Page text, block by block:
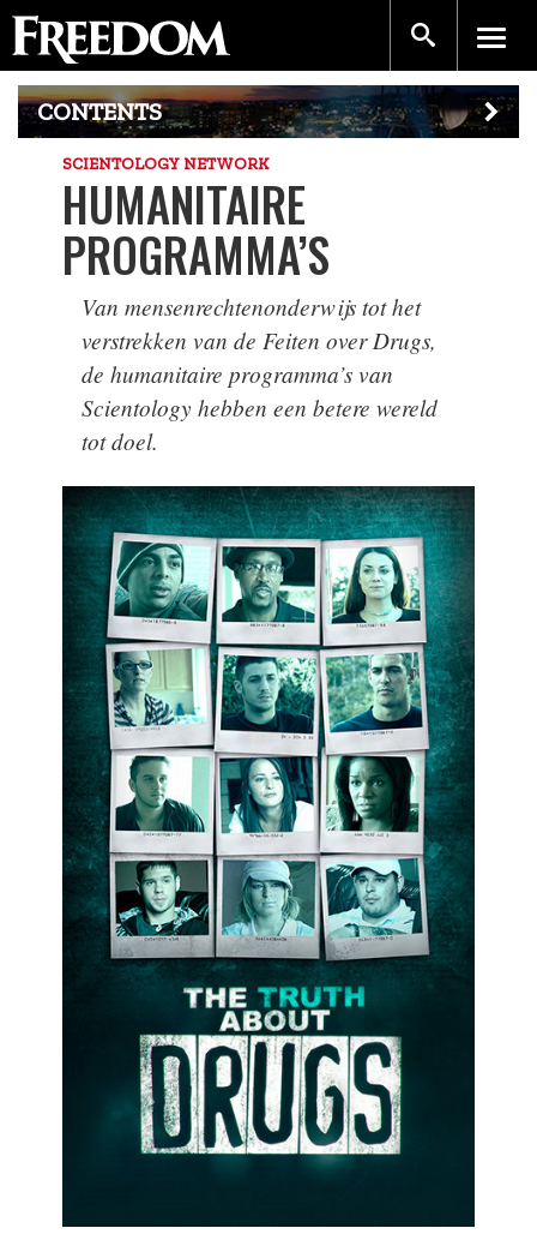
CONTENTS
SCIENTOLOGY NETWORK
HUMANITAIRE
PROGRAMMA’S
Van mensenrechtenonderwijs tot het
verstrekken van de Feiten over Drugs,
de humanitaire programma’s van
Scientology hebben een betere wereld
tot doel.